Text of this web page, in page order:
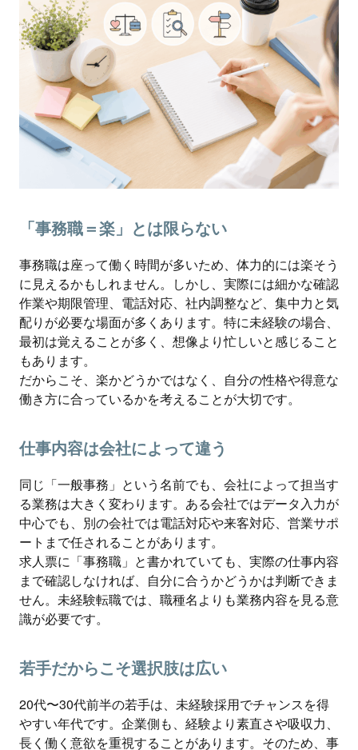
「事務職＝楽」とは限らない
事務職は座って働く時間が多いため、体力的には楽そう
に見えるかもしれません。しかし、実際には細かな確認
作業や期限管理、電話対応、社内調整など、集中力と気
配りが必要な場面が多くあります。特に未経験の場合、
最初は覚えることが多く、想像より忙しいと感じること
もあります。
だからこそ、楽かどうかではなく、自分の性格や得意な
働き方に合っているかを考えることが大切です。
仕事内容は会社によって違う
同じ「一般事務」という名前でも、会社によって担当す
る業務は大きく変わります。ある会社ではデータ入力が
中心でも、別の会社では電話対応や来客対応、営業サポ
ートまで任されることがあります。
求人票に「事務職」と書かれていても、実際の仕事内容
まで確認しなければ、自分に合うかどうかは判断できま
せん。未経験転職では、職種名よりも業務内容を見る意
識が必要です。
若手だからこそ選択肢は広い
20代〜30代前半の若手は、未経験採用でチャンスを得
やすい年代です。企業側も、経験より素直さや吸収力、
長く働く意欲を重視することがあります。そのため、事